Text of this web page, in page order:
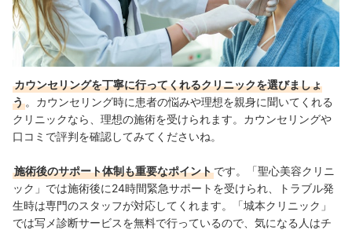
カウンセリングを丁寧に行ってくれるクリニックを選びましょ
う 。カウンセリング時に患者の悩みや理想を親身に聞いてくれる
クリニックなら、理想の施術を受けられます。カウンセリングや
口コミで評判を確認してみてくださいね。
施術後のサポート体制も重要なポイントです。「聖心美容クリニ
ック」では施術後に24時間緊急サポートを受けられ、トラブル発
生時は専門のスタッフが対応してくれます。「城本クリニック」
では写メ診断サービスを無料で行っているので、気になる人はチ